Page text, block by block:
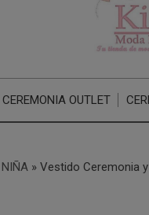
CEREMONIA OUTLET
NIÑA» Vestido Ceremonia